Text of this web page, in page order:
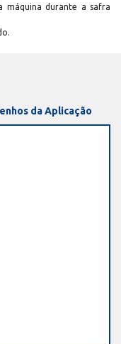
máquina durante a safra
da Aplicação